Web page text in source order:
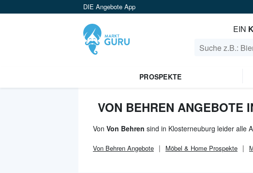
DIE Angebote App
EIN
PROSPEKTE
VON BEHREN ANGEBOTE
Von Von Behren sind in Klosterneuburg leider alle
Von Behren Angebote Möbel & Home Prospekte